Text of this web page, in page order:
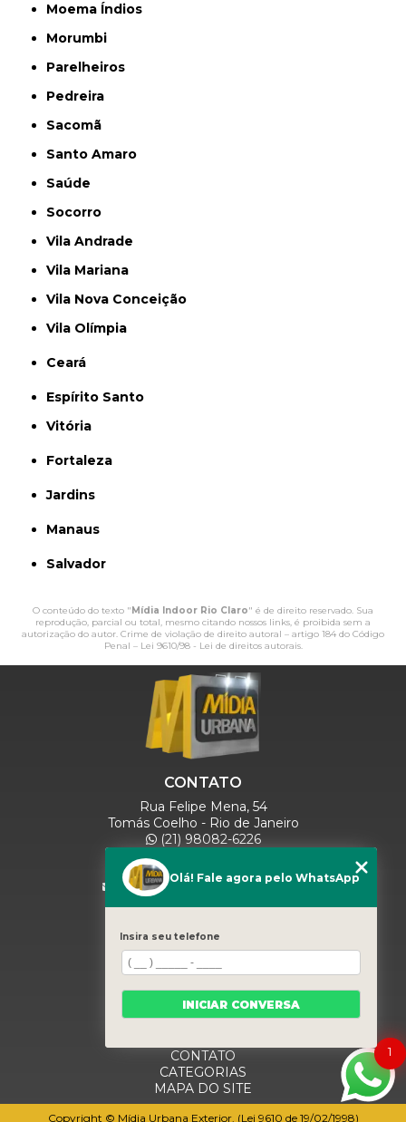
Moema Índios
Morumbi
Parelheiros
Pedreira
Sacomã
Santo Amaro
Saúde
Socorro
Vila Andrade
Vila Mariana
Vila Nova Conceição
Vila Olímpia
Ceará
Espírito Santo
Vitória
Fortaleza
Jardins
Manaus
Salvador
O conteúdo do texto " Mídia Indoor Rio Claro" é de direito reservado. Sua
reprodução, parcial ou total, mesmo citando nossos links, é proibida sem a
autorização do autor. Crime de violação de direito autoral – artigo 184 do Código
Penal – Lei 9610/98 - Lei de direitos autorais.
CONTATO
Rua Felipe Mena, 54
Tomás Coelho - Rio de Janeiro
(21) 98082-6226
(21) 97280-9600
(11) 93071-5918
comercialmidiaurbana@gmail.com
HOME
QUEM SOMOS
CONTATO
CATEGORIAS
MAPA DO SITE
Copyright © Mídia Urbana Exterior. (Lei 9610 de 19/02/1998)
1
Olá! Fale agora pelo WhatsApp
Insira seu telefone
INICIAR CONVERSA